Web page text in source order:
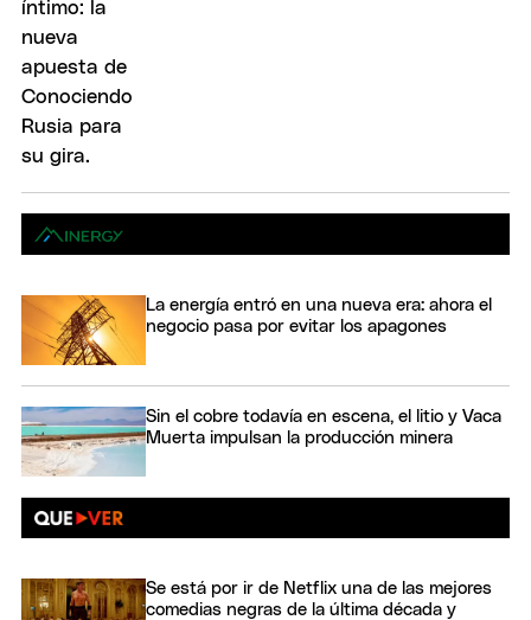
La energía entró en una nueva era: ahora el
negocio pasa por evitar los apagones
Sin el cobre todavía en escena, el litio y Vaca
Muerta impulsan la producción minera
Se está por ir de Netflix una de las mejores
comedias negras de la última década y